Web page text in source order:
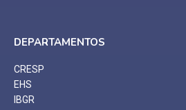
DEPARTAMENTOS
CRESP
EHS
IBGR